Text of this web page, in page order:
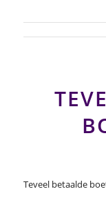
Teveel betaalde